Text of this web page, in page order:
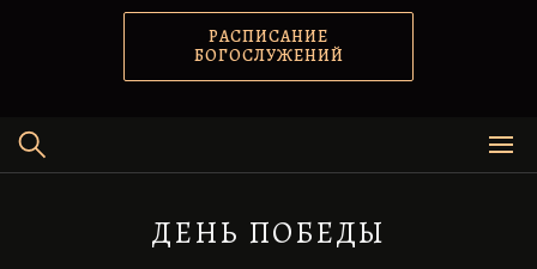
РАСПИСАНИЕ
БОГОСЛУЖЕНИЙ
ДЕНЬ ПОБЕДЫ